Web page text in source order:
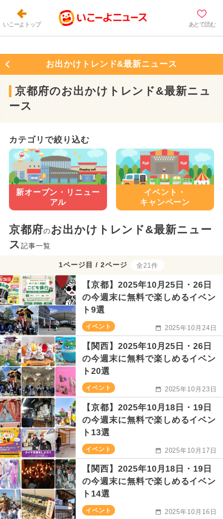
いこーよトップ あとで読む
お出かけトレンド&最新ニュース
京都府のお出かけトレンド&最新ニュ
ース
カテゴリで絞り込む
新オープン・ リニュー
アル
イベント・
キャンペーン
京都府のお出かけトレンド&最新ニュー
ス 記事一覧
1ページ目 / 2ページ 全21件
【京都】2025年10月25日・26日
の今週末に無料で楽しめるイベン
ト9選
イベント 2025年10月24日
【関西】2025年10月25日・26日
の今週末に無料で楽しめるイベン
ト20選
イベント 2025年10月23日
【京都】2025年10月18日・19日
の今週末に無料で楽しめるイベン
ト13選
イベント 2025年10月17日
【関西】2025年10月18日・19日
の今週末に無料で楽しめるイベン
ト14選
イベント 2025年10月16日